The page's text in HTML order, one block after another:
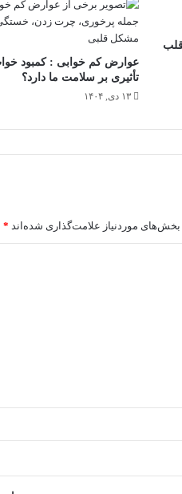
عوارض کم خوابی : کمبود
تأثیری بر سلامت ما دارد؟
۱۳ دی, ۱۴۰۴
بخش‌های موردنیاز علامت‌گذاری شده‌اند *